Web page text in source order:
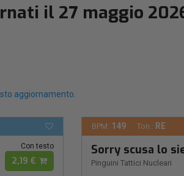
il 27 maggio
aggiornamento.
Con testo
2,19 €
BPM: 149 Ton.: RE
Sorry scusa lo
Pinguini Tattici Nucleari